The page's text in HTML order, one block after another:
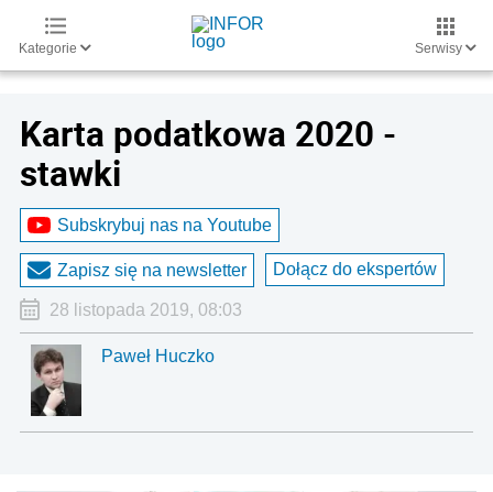
Kategorie Serwisy
Karta podatkowa 2020 -
stawki
Subskrybuj nas na Youtube
Zapisz się na newsletter Dołącz do ekspertów
28 listopada 2019, 08:03
Paweł Huczko